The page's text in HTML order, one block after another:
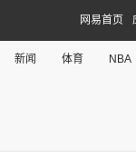
网易首页
新闻 体育 NBA